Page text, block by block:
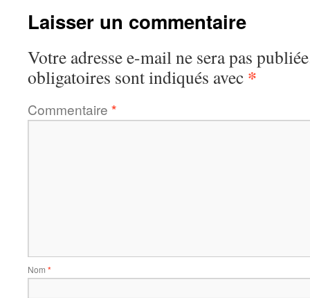
Laisser un commentaire
Votre adresse e-mail ne sera pas
obligatoires sont indiqués avec *
Commentaire *
Nom *